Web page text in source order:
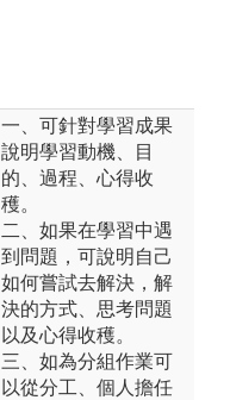
一、可針對學習成果
說明學習動機、目
的、過程、心得收
穫。
二、如果在學習中遇
到問題，可說明自己
如何嘗試去解決，解
決的方式、思考問題
以及心得收穫。
三、如為分組作業可
以從分工、個人擔任